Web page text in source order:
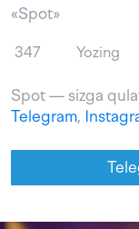
«Spot»
347 Yozing
Spot — sizga
Telegram,